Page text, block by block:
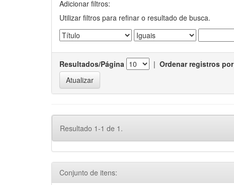
Adicionar filtros:
Utilizar filtros para refinar o resultado de busca.
Resultados/Página | Ordenar registros por
Resultado 1-1 de 1.
Conjunto de itens: